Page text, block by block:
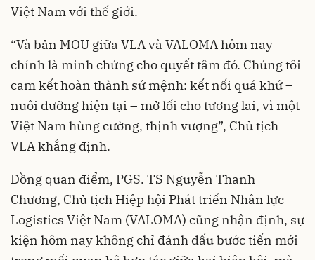
Việt Nam với thế giới.
“Và bản MOU giữa VLA và VALOMA hôm nay
chính là minh chứng cho quyết tâm đó. Chúng tôi
cam kết hoàn thành sứ mệnh: kết nối quá khứ –
nuôi dưỡng hiện tại – mở lối cho tương lai, vì một
Việt Nam hùng cường, thịnh vượng”, Chủ tịch
VLA khẳng định.
Đồng quan điểm, PGS. TS Nguyễn Thanh
Chương, Chủ tịch Hiệp hội Phát triển Nhân lực
Logistics Việt Nam (VALOMA) cũng nhận định, sự
kiện hôm nay không chỉ đánh dấu bước tiến mới